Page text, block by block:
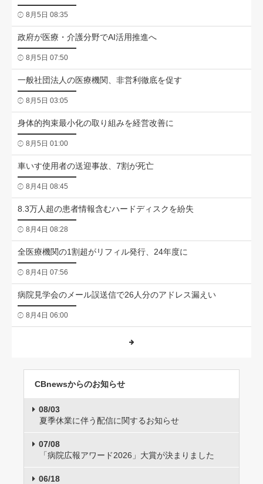
8月5日 08:35
政府が医療・介護分野でAI活用推進へ
8月5日 07:50
一般社団法人の医療機関、非営利徹底を促す
8月5日 03:05
身体的拘束最小化の取り組みを経営改善に
8月5日 01:00
車いす使用者の送迎事故、7割が死亡
8月4日 08:45
8.3万人超の患者情報含むハードディスクを紛失
8月4日 08:28
全医療機関の1割超がリフィル発行、24年度に
8月4日 07:56
病院見学会のメール誤送信で26人分のアドレス漏えい
8月4日 06:00
CBnewsからのお知らせ
08/03
夏季休業に伴う配信に関するお知らせ
07/08
「病院広報アワード2026」大賞が決まりました
06/18